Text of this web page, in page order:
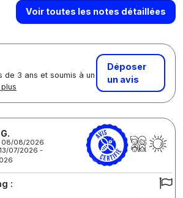
Voir toutes les notes détaillées
de 3 ans et soumis à un
Déposer
un avis
08/08/2026
07/2026 -
: